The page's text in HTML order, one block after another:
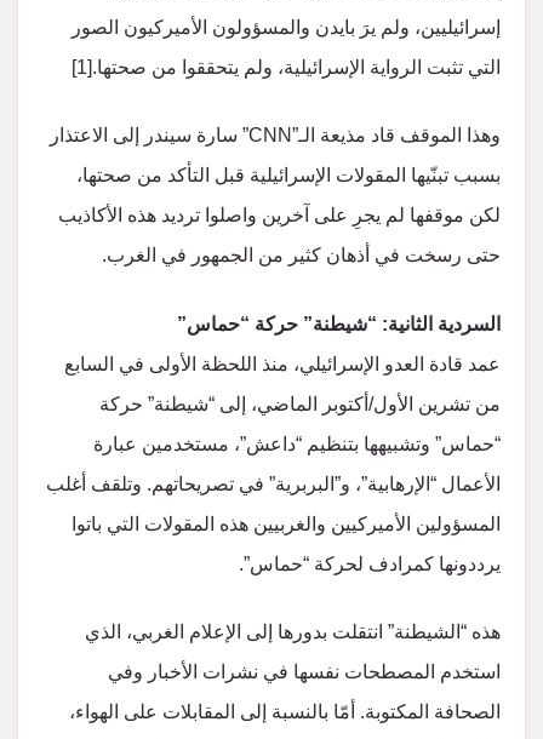
إسرائيليين، ولم يرَ بايدن والمسؤولون الأميركيون الصور
التي تثبت الرواية الإسرائيلية، ولم يتحققوا من صحتها.[1]
وهذا الموقف قاد مذيعة الـ”CNN” سارة سيندر إلى الاعتذار
بسبب تبنّيها المقولات الإسرائيلية قبل التأكد من صحتها،
لكن موقفها لم يجرِ على آخرين واصلوا ترديد هذه الأكاذيب
حتى رسخت في أذهان كثير من الجمهور في الغرب.
السردية الثانية: “شيطنة” حركة “حماس”
عمد قادة العدو الإسرائيلي، منذ اللحظة الأولى في السابع
من تشرين الأول/أكتوبر الماضي، إلى “شيطنة” حركة
“حماس” وتشبيهها بتنظيم “داعش”، مستخدمين عبارة
الأعمال “الإرهابية”، و”البربرية” في تصريحاتهم. وتلقف أغلب
المسؤولين الأميركيين والغربيين هذه المقولات التي باتوا
يرددونها كمرادف لحركة “حماس”.
هذه “الشيطنة” انتقلت بدورها إلى الإعلام الغربي، الذي
استخدم المصطحات نفسها في نشرات الأخبار وفي
الصحافة المكتوبة. أمّا بالنسبة إلى المقابلات على الهواء،